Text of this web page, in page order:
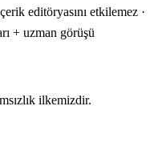
editöryasını etkilemez ·
+ uzman görüşü
ilkemizdir.